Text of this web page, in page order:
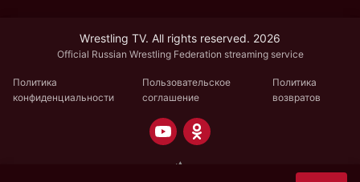
Wrestling TV. All rights reserved. 2026
Official Russian Wrestling Federation streaming service
Политика
конфиденциальности
Пользовательское
соглашение
Политика
возвратов